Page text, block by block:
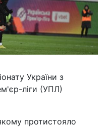
України з
ліги (УПЛ)
протистояло